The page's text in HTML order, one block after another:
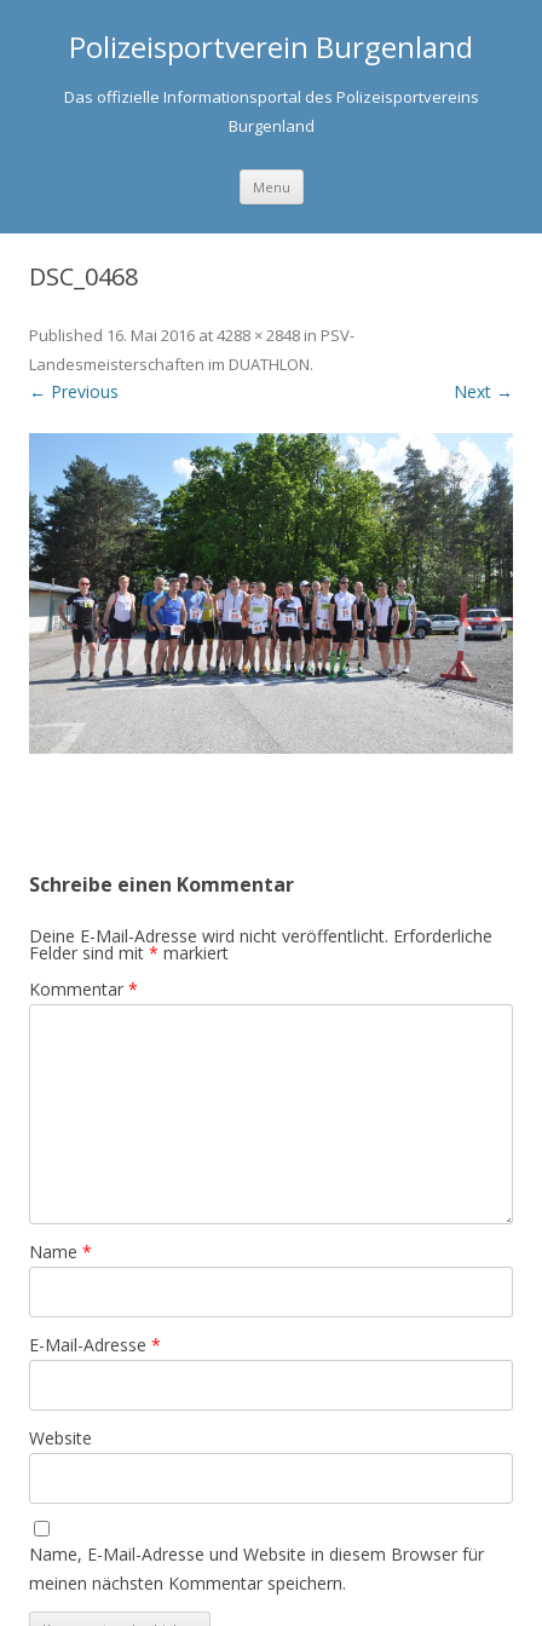
Polizeisportverein Burgenland
Das offizielle Informationsportal des Polizeisportvereins
Burgenland
Menu Skip to content
DSC_0468
Published 16. Mai 2016 at4288 × 2848 in PSV-
Landesmeisterschaften im DUATHLON.
← Previous Next →
Schreibe einen Kommentar
Deine E-Mail-Adresse wird nicht veröffentlicht. Erforderliche
Felder sind mit * markiert
Kommentar *
Name *
E-Mail-Adresse *
Website
Name, E-Mail-Adresse und Website in diesem Browser für
meinen nächsten Kommentar speichern.